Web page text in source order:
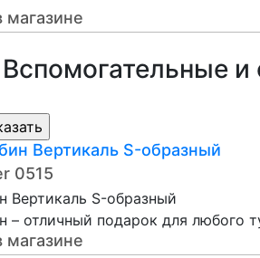
магазине
Вертикаль S-образный
0515
Вертикаль S-образный
– отличный подарок для любого
магазине